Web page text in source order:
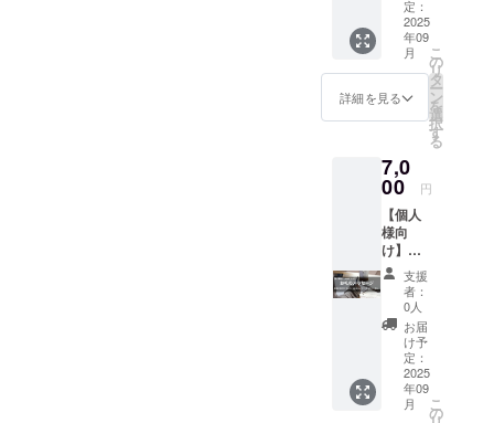
努めてまい
りたいと考
えていま
す。
て会場
掲示 ※
3,000円
＋ご協
力費360
円(支援
ム手数
料228円
税58円
＝3,646
円がご
負担額
となり
ます。
※ ご支
援額に
関わら
ず、リ
ターン
は全て
・パン
フレッ
トへの
掲載
（自己
作成、
スタッ
加者に
メール
で配
信） ・
大会
ホーム
ページ
への掲
載 ・支
援者一
覧とし
て会場
掲示 ※
5,000円
＋ご協
定：
2025
年09
月
詳細を見る
こ
の
リ
タ
ー
ン
を
選
択
す
る
7,0
00 円
【個人
様向
け】
7,000円
・お礼
のメー
ル ・活
動報告
・パン
フレッ
トへの
掲載
支援
者：
0人
お届
け予
定：
2025
年09
月
こ
の